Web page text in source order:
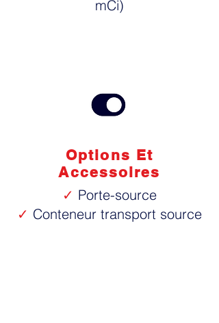
mCi)
Options Et
Accessoires
✓ Porte-source
✓ Conteneur transport source